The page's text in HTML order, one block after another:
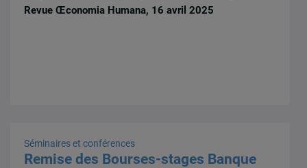
Revue Œconomia Humana, 16 avril 2025
Séminaires et conférences
Remise des Bourses-stages Banque